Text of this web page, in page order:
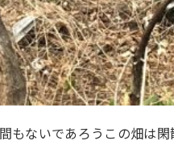
もないであろうこの畑は閑